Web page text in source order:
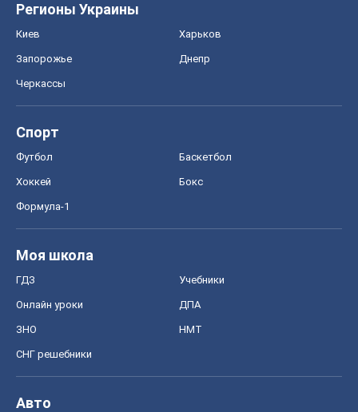
Регионы Украины
Киев Харьков
Запорожье Днепр
Черкассы
Спорт
Футбол Баскетбол
Хоккей Бокс
Формула-1
Моя школа
ГДЗ Учебники
Онлайн уроки ДПА
ЗНО НМТ
СНГ решебники
Авто